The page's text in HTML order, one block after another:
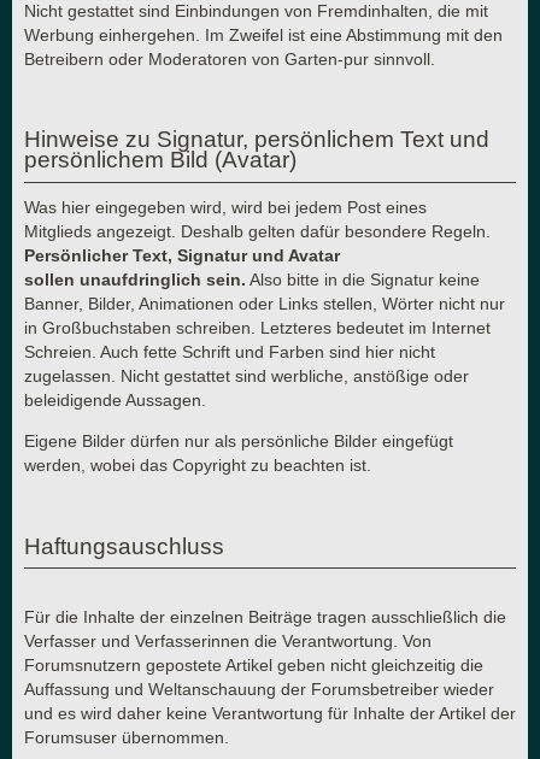
Nicht gestattet sind Einbindungen von Fremdinhalten, die mit
Werbung einhergehen. Im Zweifel ist eine Abstimmung mit den
Betreibern oder Moderatoren von Garten-pur sinnvoll.
Hinweise zu Signatur, persönlichem Text und
persönlichem Bild (Avatar)
Was hier eingegeben wird, wird bei jedem Post eines
Mitglieds angezeigt. Deshalb gelten dafür besondere Regeln.
Persönlicher Text, Signatur und Avatar
sollen unaufdringlich sein. Also bitte in die Signatur keine
Banner, Bilder, Animationen oder Links stellen, Wörter nicht nur
in Großbuchstaben schreiben. Letzteres bedeutet im Internet
Schreien. Auch fette Schrift und Farben sind hier nicht
zugelassen. Nicht gestattet sind werbliche, anstößige oder
beleidigende Aussagen.
Eigene Bilder dürfen nur als persönliche Bilder eingefügt
werden, wobei das Copyright zu beachten ist.
Haftungsauschluss
Für die Inhalte der einzelnen Beiträge tragen ausschließlich die
Verfasser und Verfasserinnen die Verantwortung. Von
Forumsnutzern gepostete Artikel geben nicht gleichzeitig die
Auffassung und Weltanschauung der Forumsbetreiber wieder
und es wird daher keine Verantwortung für Inhalte der Artikel der
Forumsuser übernommen.